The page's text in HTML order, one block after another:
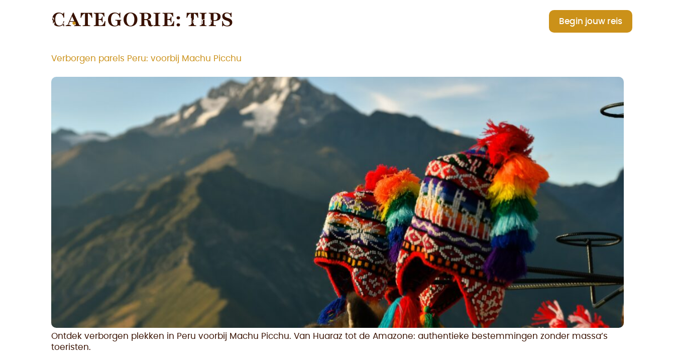
Home Begin jouw reis
CATEGORIE: TIPS
Verborgen parels Peru: voorbij Machu Picchu
Ontdek verborgen plekken in Peru voorbij Machu Picchu. Van Huaraz tot de Amazone: authentieke bestemmingen zonder massa’s
toeristen.